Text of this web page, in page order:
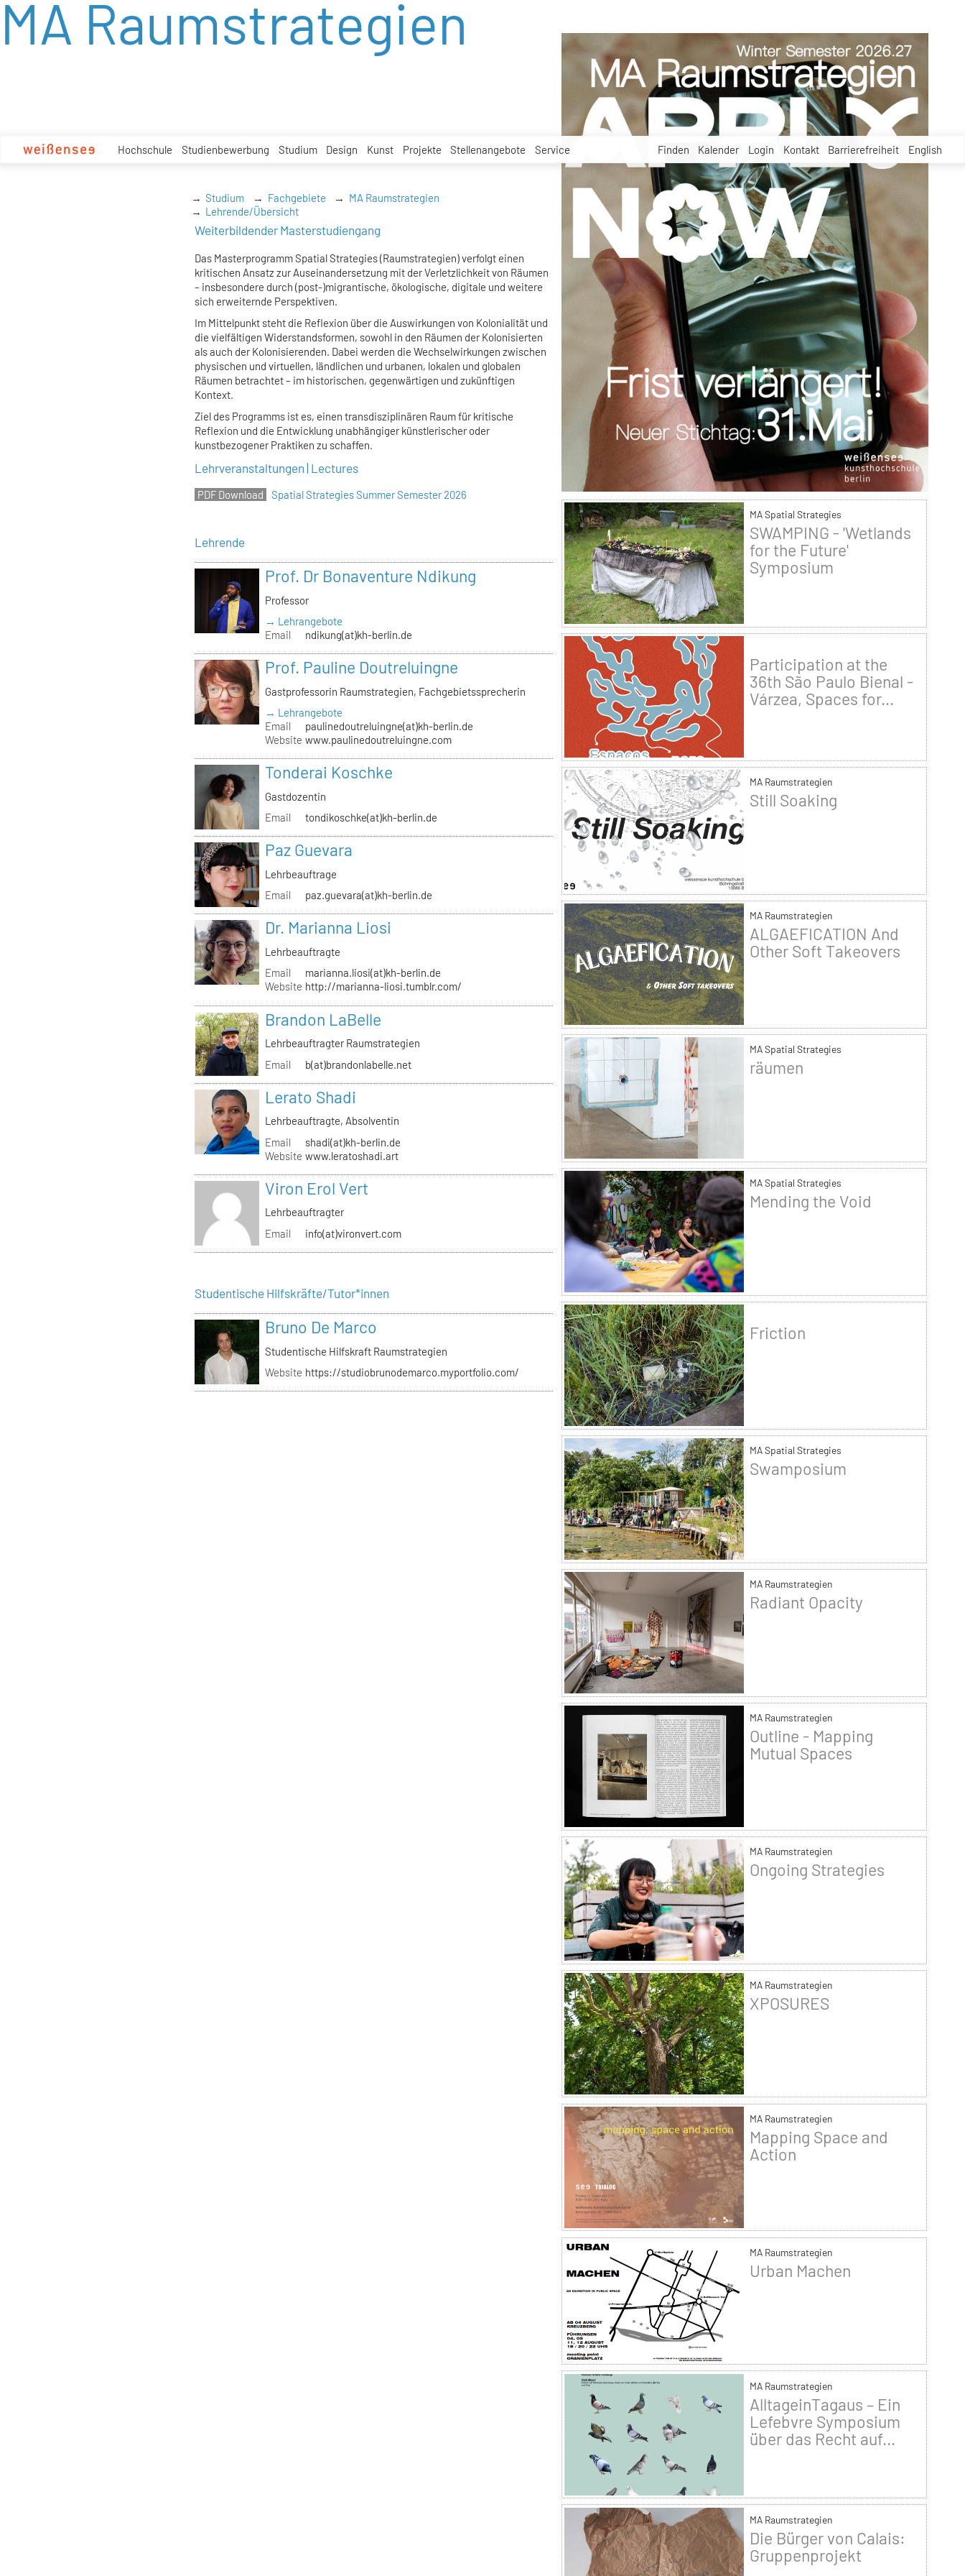
zum
Inhalt
Hochschule Studienbewerbung Studium Design Kunst Projekte Stellenangebote Service Finden Kalender Login Kontakt Barrierefreiheit English
MA Raumstrategien
Studium Fachgebiete
MA Raumstrategien
Lehrende/Übersicht
Weiterbildender Masterstudiengang
Das Masterprogramm Spatial Strategies (Raumstrategien) verfolgt einen
kritischen Ansatz zur Auseinandersetzung mit der Verletzlichkeit von Räumen
– insbesondere durch (post-)migrantische, ökologische, digitale und weitere
sich erweiternde Perspektiven.
Im Mittelpunkt steht die Reflexion über die Auswirkungen von Kolonialität und
die vielfältigen Widerstandsformen, sowohl in den Räumen der Kolonisierten
als auch der Kolonisierenden. Dabei werden die Wechselwirkungen zwischen
physischen und virtuellen, ländlichen und urbanen, lokalen und globalen
Räumen betrachtet – im historischen, gegenwärtigen und zukünftigen
Kontext.
Ziel des Programms ist es, einen transdisziplinären Raum für kritische
Reflexion und die Entwicklung unabhängiger künstlerischer oder
kunstbezogener Praktiken zu schaffen.
Lehrveranstaltungen | Lectures
Spatial Strategies Summer Semester 2026
Lehrende
Prof. Dr Bonaventure Ndikung
Professor
→ Lehrangebote
Email
ndikung(at)kh-berlin.de
Prof. Pauline Doutreluingne
Gastprofessorin Raumstrategien, Fachgebietssprecherin
→ Lehrangebote
Email
paulinedoutreluingne(at)kh-berlin.de
Website www.paulinedoutreluingne.com
Tonderai Koschke
Gastdozentin
Email
tondikoschke(at)kh-berlin.de
Paz Guevara
Lehrbeauftrage
Email
paz.guevara(at)kh-berlin.de
Dr. Marianna Liosi
Lehrbeauftragte
Email
marianna.liosi(at)kh-berlin.de
Website http://marianna-liosi.tumblr.com/
Brandon LaBelle
Lehrbeauftragter Raumstrategien
Email
b(at)brandonlabelle.net
Lerato Shadi
Lehrbeauftragte, Absolventin
Email
shadi(at)kh-berlin.de
Website www.leratoshadi.art
Viron Erol Vert
Lehrbeauftragter
Email
info(at)vironvert.com
Studentische Hilfskräfte/Tutor*innen
Bruno De Marco
Studentische Hilfskraft Raumstrategien
Website https://studiobrunodemarco.myportfolio.com/
MA Spatial Strategies
SWAMPING - 'Wetlands
for the Future'
Symposium
Participation at the
36th São Paulo Bienal -
Várzea, Spaces for...
MA Raumstrategien
Still Soaking
MA Raumstrategien
ALGAEFICATION And
Other Soft Takeovers
MA Spatial Strategies
räumen
MA Spatial Strategies
Mending the Void
Friction
MA Spatial Strategies
Swamposium
MA Raumstrategien
Radiant Opacity
MA Raumstrategien
Outline - Mapping
Mutual Spaces
MA Raumstrategien
Ongoing Strategies
MA Raumstrategien
XPOSURES
MA Raumstrategien
Mapping Space and
Action
MA Raumstrategien
Urban Machen
MA Raumstrategien
AlltageinTagaus – Ein
Lefebvre Symposium
über das Recht auf...
MA Raumstrategien
Die Bürger von Calais:
Gruppenprojekt